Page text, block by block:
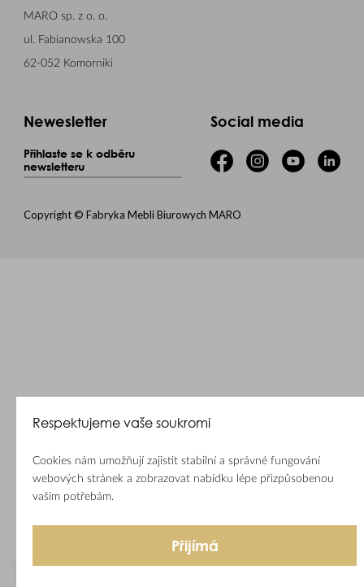
MARO sp. z o. o.
ul. Fabianowska 100
62-052 Komorniki
Newesletter
Přihlaste se k odběru
newsletteru
Social media
Copyright © Fabryka Mebli Biurowych MARO
Respektujeme vaše soukromí
Cookies nám umožňují zajistit stabilní a správné fungování
webových stránek a zobrazovat nabídku lépe přizpůsobenou
vašim potřebám.
Přijímá